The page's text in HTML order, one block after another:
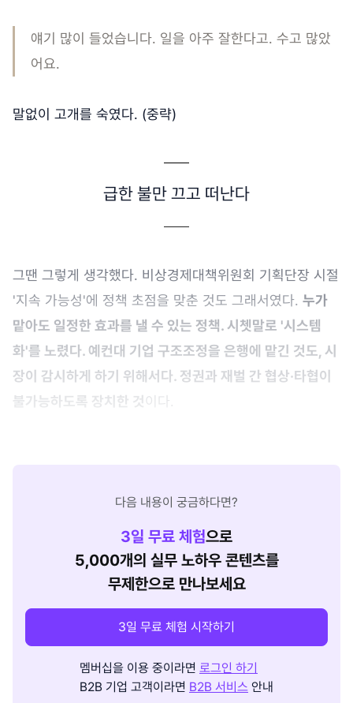
얘기 많이 들었습니다. 일을 아주 잘한다고. 수고 많았
어요.
말없이 고개를 숙였다. (중략)
급한 불만 끄고 떠난다
그땐 그렇게 생각했다. 비상경제대책위원회 기획단장 시절
'지속 가능성'에 정책 초점을 맞춘 것도 그래서였다. 누가
맡아도 일정한 효과를 낼 수 있는 정책. 시쳇말로 '시스템
화'를 노렸다. 예컨대 기업 구조조정을 은행에 맡긴 것도, 시
장이 감시하게 하기 위해서다. 정권과 재벌 간 협상·타협이
불가능하도록 장치한 것이다.
다음 내용이 궁금하다면?
3일 무료 체험으로
5,000개의 실무 노하우 콘텐츠를
무제한으로 만나보세요
3일 무료 체험 시작하기
멤버십을 이용 중이라면 로그인 하기
B2B 기업 고객이라면 B2B 서비스 안내